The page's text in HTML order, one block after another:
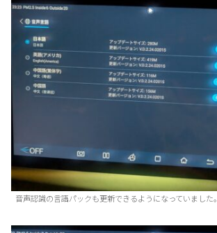
音声認識の言語パックも更新できるようになっていました。